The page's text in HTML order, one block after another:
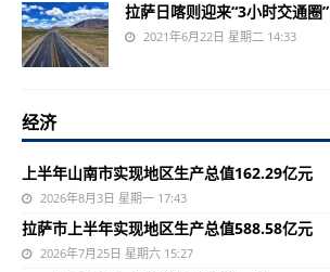
拉萨日喀则迎来“3小时交通圈”
2021年6月22日 星期二 14:33
经济
上半年山南市实现地区生产总值162.29亿元
2026年8月3日 星期一 17:43
拉萨市上半年实现地区生产总值588.58亿元
2026年7月25日 星期六 15:27